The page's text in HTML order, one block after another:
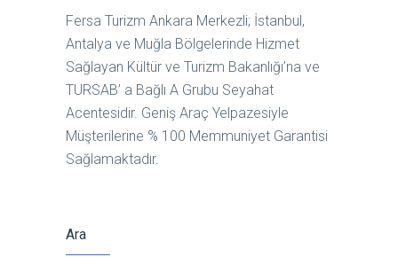
Fersa Turizm Ankara Merkezli; İstanbul,
Antalya ve Muğla Bölgelerinde Hizmet
Sağlayan Kültür ve Turizm Bakanlığı’na ve
TURSAB’ a Bağlı A Grubu Seyahat
Acentesidir. Geniş Araç Yelpazesiyle
Müşterilerine % 100 Memmuniyet Garantisi
Sağlamaktadır.
Ara